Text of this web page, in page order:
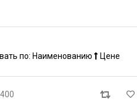
по: Наименованию Цене